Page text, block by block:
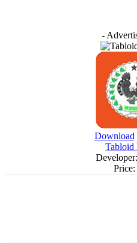
-
Download
Tabloid
Developer:
Price: